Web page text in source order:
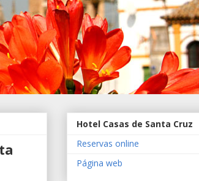
Hotel Casas de Santa Cruz
Reservas online
Página web